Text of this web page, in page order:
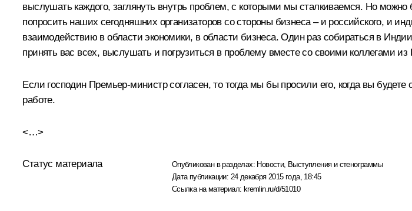
выслушать каждого, заглянуть внутрь проблем, с которыми мы сталкиваемся. Но
попросить наших сегодняшних организаторов со стороны бизнеса – и российского, и
взаимодействию в области экономики, в области бизнеса. Один раз собираться в
принять вас всех, выслушать и погрузиться в проблему вместе со своими коллегами
Если господин Премьер-министр согласен, то тогда мы бы просили его, когда вы
работе.
<…>
Статус материала Опубликован в разделах: Новости, Выступления и стенограммы
Дата публикации: 24 декабря 2015 года, 18:45
Ссылка на материал: kremlin.ru/d/51010